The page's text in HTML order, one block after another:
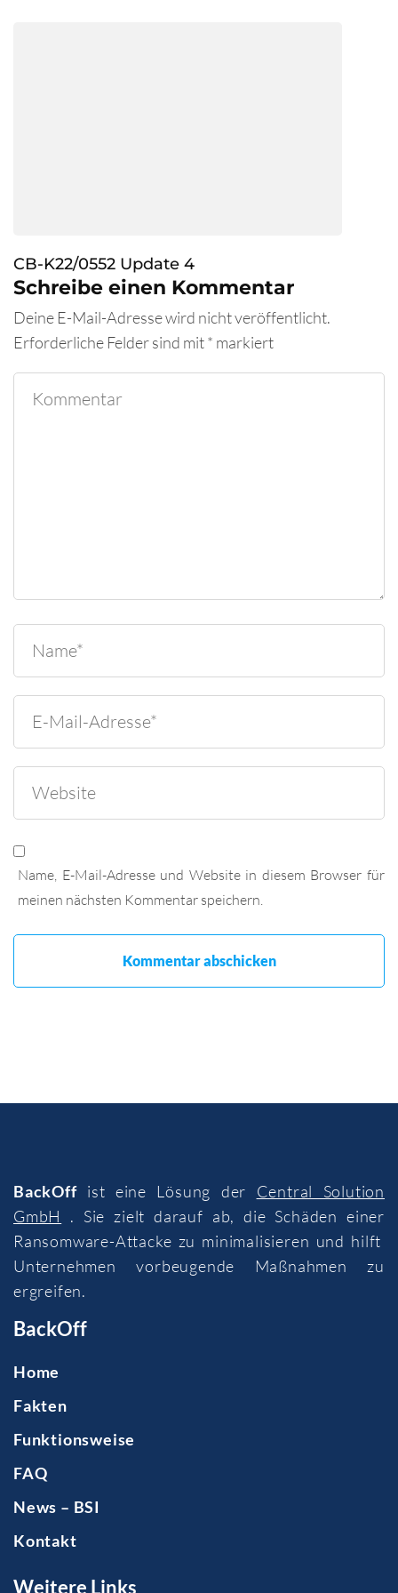
CB-K22/0552 Update 4
Schreibe einen Kommentar
Deine E-Mail-Adresse wird nicht veröffentlicht.
Erforderliche Felder sind mit* markiert
Name, E-Mail-Adresse und Website in diesem Browser für
meinen nächsten Kommentar speichern.
BackOffist eine Lösung der Central Solution
GmbH
. Sie zielt darauf ab, die Schäden einer
Ransomware-Attacke zu minimalisieren und hilft
Unternehmen vorbeugende Maßnahmen zu
ergreifen.
BackOff
Home
Fakten
Funktionsweise
FAQ
News – BSI
Kontakt
Weitere Links